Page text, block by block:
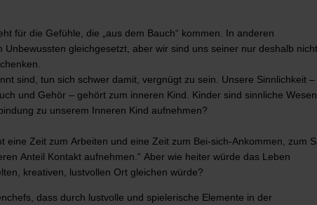
für die Gefühle, die „aus dem Bauch“ kommen. In anderen
gleichgesetzt, aber wir sind uns seiner nur deshalb nicht
sind, tun sich schwer damit,vergnügt zu sein. Unsere Sinnlichkeit
und Gehör – gehört zum inneren Kind. Kinder sind sinnliche
zu unserem Inneren Kind aufnehmen?
eine Zeit zum Arbeiten und eine Zeit zum Bei-sich-Ankommen, zum
Anteil Kontakt aufnehmen.“ Aber wie heiter würde das Leben
kreativen, lustvollen Ort gleichen würde?
dass durch lustvolle und spielerische Elemente in der